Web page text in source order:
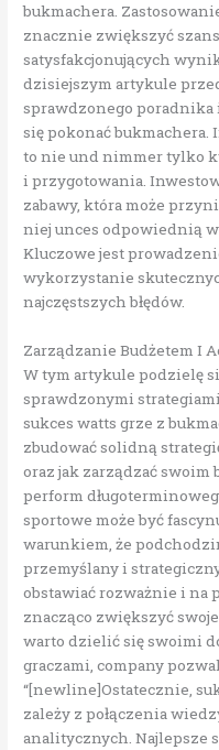
bukmachera.
znacznie zwiększyć
satysfakcjonujących
dzisiejszym artykule
sprawdzonego poradnika
się pokonać bukmachera.
to nie und nimmer tylko
i przygotowania.
zabawy, która może
niej unces odpowiednią
Kluczowe jest
wykorzystanie
najczęstszych błędów.
Zarządzanie Budżetem I
W tym artykule podzielę
sprawdzonymi
sukces watts grze z
zbudować solidną
oraz jak zarządzać swoim
perform
sportowe może być
warunkiem, że
przemyślany i
obstawiać rozważnie i na
znacząco zwiększyć
warto dzielić się swoimi
graczami, company
“[newline]Ostatecznie,
zależy z połączenia
analitycznych. Najlepsze